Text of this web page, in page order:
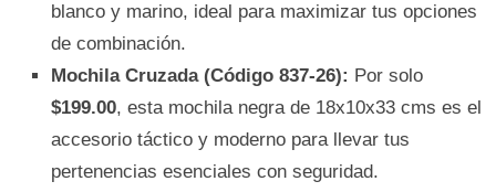
blanco y marino, ideal para maximizar tus opciones
de combinación.
Mochila Cruzada (Código 837-26): Por solo
$199.00, esta mochila negra de 18x10x33 cms es el
accesorio táctico y moderno para llevar tus
pertenencias esenciales con seguridad.